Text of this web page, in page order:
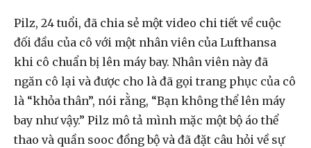
Pilz, 24 tuổi, đã chia sẻ một video chi tiết về cuộc
đối đầu của cô với một nhân viên của Lufthansa
khi cô chuẩn bị lên máy bay. Nhân viên này đã
ngăn cô lại và được cho là đã gọi trang phục của cô
là “khỏa thân”, nói rằng, “Bạn không thể lên máy
bay như vậy.” Pilz mô tả mình mặc một bộ áo thể
thao và quần sooc đồng bộ và đã đặt câu hỏi về sự